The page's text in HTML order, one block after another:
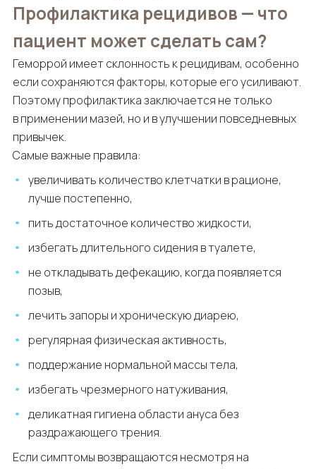
Профилактика рецидивов — что
пациент может сделать сам?
Геморрой имеет склонность к рецидивам, особенно
если сохраняются факторы, которые его усиливают.
Поэтому профилактика заключается не только
в применении мазей, но и в улучшении повседневных
привычек.
Самые важные правила:
увеличивать количество клетчатки в рационе,
лучше постепенно,
пить достаточное количество жидкости,
избегать длительного сидения в туалете,
не откладывать дефекацию, когда появляется
позыв,
лечить запоры и хроническую диарею,
регулярная физическая активность,
поддержание нормальной массы тела,
избегать чрезмерного натуживания,
деликатная гигиена области ануса без
раздражающего трения.
Если симптомы возвращаются несмотря на